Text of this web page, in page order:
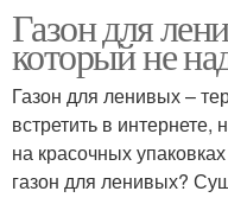
Газон для
который не
Газон для ленивых –
встретить в интернете,
на красочных
газон для ленивых?